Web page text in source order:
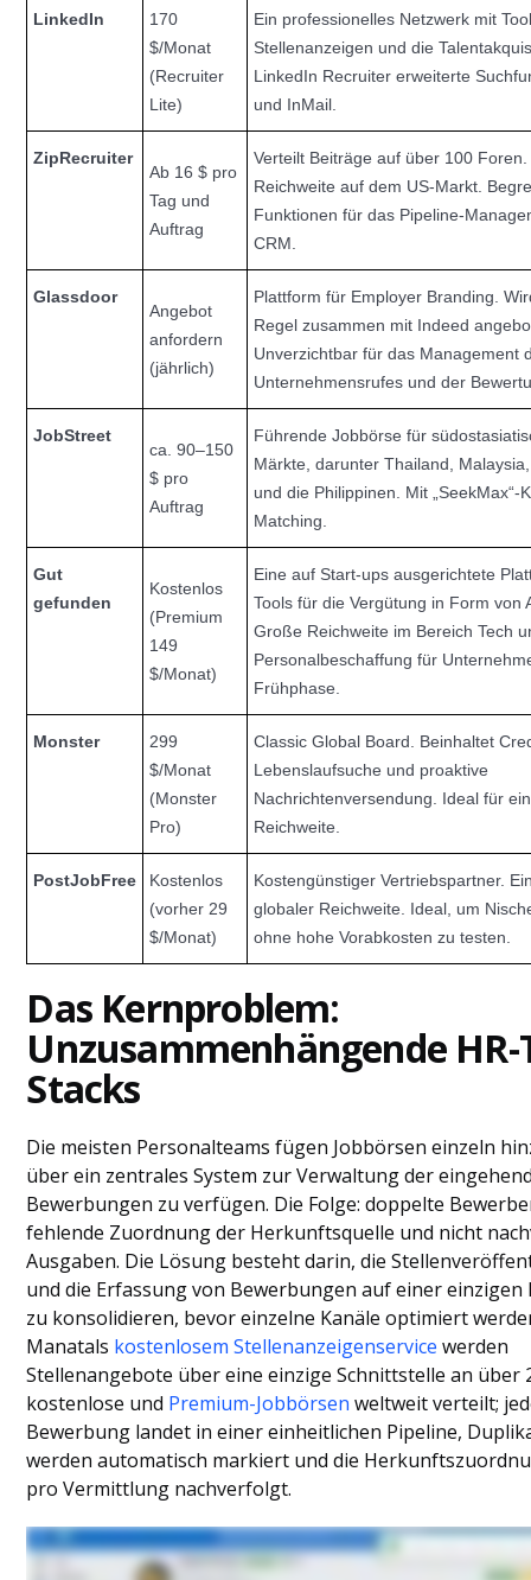
LinkedIn
170
$/Monat
(Recruiter
Lite)
Ein professionelles Netzwerk mit
Stellenanzeigen und die
LinkedIn Recruiter erweiterte
und InMail.
ZipRecruiter
Ab 16 $ pro
Tag und
Auftrag
Verteilt Beiträge auf über 100
Reichweite auf dem US-Markt.
Funktionen für das Pipeline-
CRM.
Glassdoor
Angebot
anfordern
(jährlich)
Plattform für Employer Branding.
Regel zusammen mit Indeed
Unverzichtbar für das Management
Unternehmensrufes und der
JobStreet
ca. 90–150
$ pro
Auftrag
Führende Jobbörse für
Märkte, darunter Thailand,
und die Philippinen. Mit „SeekMax“-
Matching.
Gut
gefunden
Kostenlos
(Premium
149
$/Monat)
Eine auf Start-ups ausgerichtete
Tools für die Vergütung in Form von
Große Reichweite im Bereich Tech
Personalbeschaffung für
Frühphase.
Monster
299
$/Monat
(Monster
Pro)
Classic Global Board. Beinhaltet
Lebenslaufsuche und proaktive
Nachrichtenversendung. Ideal für
Reichweite.
PostJobFree
Kostenlos
(vorher 29
$/Monat)
Kostengünstiger Vertriebspartner.
globaler Reichweite. Ideal, um
ohne hohe Vorabkosten zu testen.
Das Kernproblem:
Unzusammenhängende HR-
Stacks
Die meisten Personalteams fügen Jobbörsen einzeln
über ein zentrales System zur Verwaltung der
Bewerbungen zu verfügen. Die Folge: doppelte
fehlende Zuordnung der Herkunftsquelle und nicht
Ausgaben. Die Lösung besteht darin, die
und die Erfassung von Bewerbungen auf einer
zu konsolidieren, bevor einzelne Kanäle optimiert
Manatals kostenlosem Stellenanzeigenservice werden
Stellenangebote über eine einzige Schnittstelle an über
kostenlose und Premium-Jobbörsen weltweit verteilt;
Bewerbung landet in einer einheitlichen Pipeline,
werden automatisch markiert und die
pro Vermittlung nachverfolgt.